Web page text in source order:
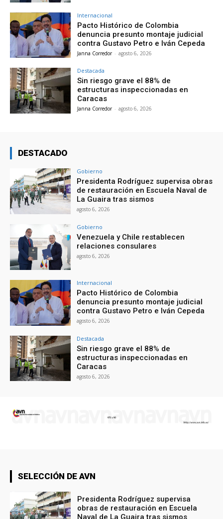
Internacional
Pacto Histórico de Colombia
denuncia presunto montaje judicial
contra Gustavo Petro e Iván Cepeda
Janna Corredor - agosto 6, 2026
Destacada
Sin riesgo grave el 88% de
estructuras inspeccionadas en
Caracas
Janna Corredor - agosto 6, 2026
DESTACADO
Gobierno
Presidenta Rodríguez supervisa obras
de restauración en Escuela Naval de
La Guaira tras sismos
agosto 6, 2026
Gobierno
Venezuela y Chile restablecen
relaciones consulares
agosto 6, 2026
Internacional
Pacto Histórico de Colombia
denuncia presunto montaje judicial
contra Gustavo Petro e Iván Cepeda
agosto 6, 2026
Destacada
Sin riesgo grave el 88% de
estructuras inspeccionadas en
Caracas
agosto 6, 2026
SELECCIÓN DE AVN
Presidenta Rodríguez supervisa
obras de restauración en Escuela
Naval de La Guaira tras sismos